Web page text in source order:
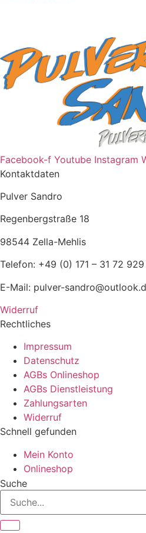
Facebook-f Youtube Instagram
Kontaktdaten
Pulver Sandro
Regenbergstraße 18
98544 Zella-Mehlis
Telefon: +49 (0) 171 – 31 72 929
E-Mail: pulver-
Widerruf
Rechtliches
Impressum
Datenschutz
AGBs Onlineshop
AGBs Dienstleistung
Zahlungsarten
Widerruf
Schnell gefunden
Mein Konto
Onlineshop
Suche